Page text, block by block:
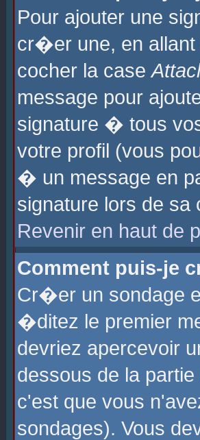
Pour ajouter une
cr�er une, en
cocher la case
message pour
signature � tous
votre profil (vous
� un message en
signature lors de sa
Revenir en haut de
Comment puis-je
Cr�er un sondage
�ditez le premier
devriez apercevoir
dessous de la partie
c'est que vous
sondages). Vous